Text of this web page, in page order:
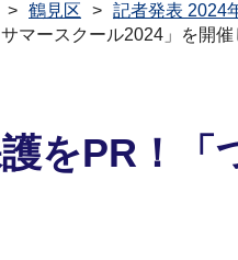
鶴見区
記者発表 2024
マースクール2024」を開催
をPR！